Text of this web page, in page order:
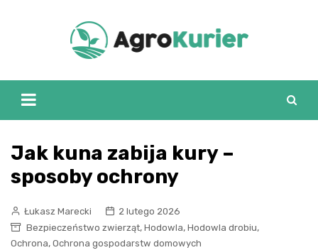
Jak kuna zabija kury –
sposoby ochrony
Łukasz Marecki
2 lutego 2026
Bezpieczeństwo zwierząt, Hodowla, Hodowla drobiu,
Ochrona, Ochrona gospodarstw domowych